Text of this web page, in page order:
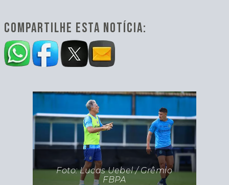
COMPARTILHE ESTA NOTÍCIA:
Foto: Lucas Uebel / Grêmio
FBPA